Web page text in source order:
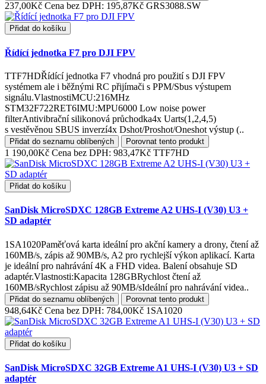
237,00Kč Cena bez DPH: 195,87Kč GRS3088.SW
Přidat do košíku
Řídící jednotka F7 pro DJI FPV
TTF7HDŘídící jednotka F7 vhodná pro použití s DJI FPV
systémem ale i běžnými RC přijímači s PPM/Sbus výstupem
signálu.VlastnostiMCU:216MHz
STM32F722RET6IMU:MPU6000 Low noise power
filterAntivibrační silikonová průchodka4x Uarts(1,2,4,5)
s vestěvěnou SBUS inverzí4x Dshot/Proshot/Oneshot výstup (..
Přidat do seznamu oblíbených Porovnat tento produkt
1 190,00Kč Cena bez DPH: 983,47Kč TTF7HD
Přidat do košíku
SanDisk MicroSDXC 128GB Extreme A2 UHS-I (V30) U3 +
SD adaptér
1SA1020Paměťová karta ideální pro akční kamery a drony, čtení až
160MB/s, zápis až 90MB/s, A2 pro rychlejší výkon aplikací. Karta
je ideální pro nahrávání 4K a FHD videa. Balení obsahuje SD
adaptér.Vlastnosti:Kapacita 128GBRychlost čtení až
160MB/sRychlost zápisu až 90MB/sIdeální pro nahrávání videa..
Přidat do seznamu oblíbených Porovnat tento produkt
948,64Kč Cena bez DPH: 784,00Kč 1SA1020
Přidat do košíku
SanDisk MicroSDXC 32GB Extreme A1 UHS-I (V30) U3 + SD
adaptér